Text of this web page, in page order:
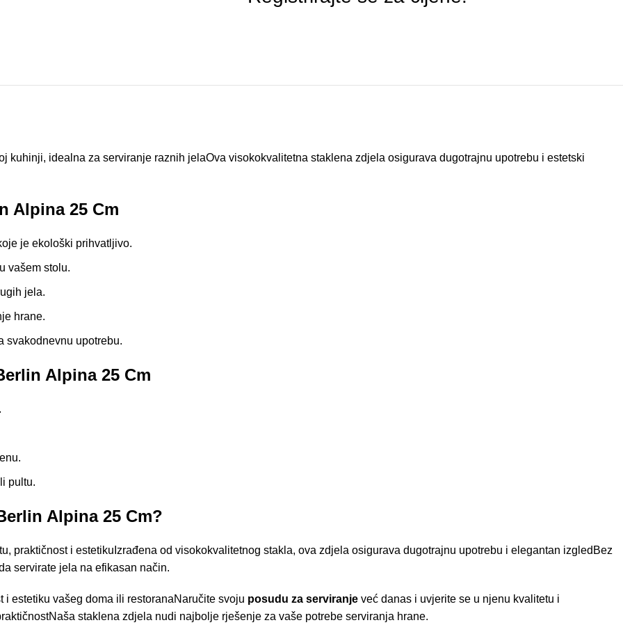
kuhinji, idealna za serviranje raznih jelaOva visokokvalitetna staklena zdjela osigurava dugotrajnu upotrebu i estetski
Alpina 25 Cm
je ekološki prihvatljivo.
vašem stolu.
jela.
hrane.
svakodnevnu upotrebu.
Alpina 25 Cm
pultu.
Alpina 25 Cm?
praktičnost i estetikuIzrađena od visokokvalitetnog stakla, ova zdjela osigurava dugotrajnu upotrebu i elegantan izgledBez
servirate jela na efikasan način.
estetiku vašeg doma ili restoranaNaručite svoju posudu za serviranje već danas i uvjerite se u njenu kvalitetu i
staklena zdjela nudi najbolje rješenje za vaše potrebe serviranja hrane.